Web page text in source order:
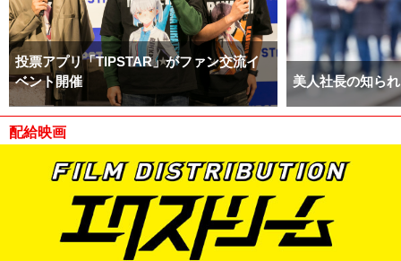
投票アプリ「TIPSTAR」がファン交流イ
ベント開催
美人社長の知ら
配給映画